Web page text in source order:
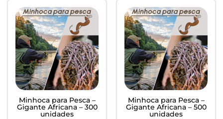
Minhoca para Pesca –
Gigante Africana – 300
unidades
Minhoca para Pesca –
Gigante Africana – 500
unidades